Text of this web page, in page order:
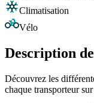
Climatisation
Vélo
Description
Découvrez les
chaque transporteur